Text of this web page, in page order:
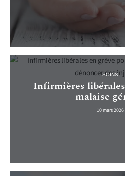
SOINS
Infirmières
malaise
10 mars 2026